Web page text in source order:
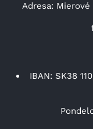
Adresa:
IBAN: SK38